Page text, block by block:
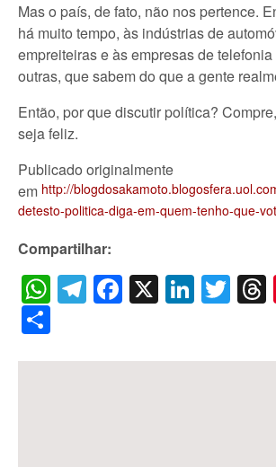
Mas o país, de fato, não nos pertence.
há muito tempo, às indústrias de
empreiteiras e às empresas de
outras, que sabem do que a gente
Então, por que discutir política?
seja feliz.
Publicado originalmente
em http://
detesto-politica-diga-em-quem-tenho-que-
Compartilhar:
WhatsApp
Telegram
Facebook
X